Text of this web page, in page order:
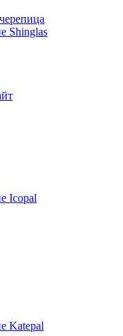
Shinglas
Icopal
Katepal